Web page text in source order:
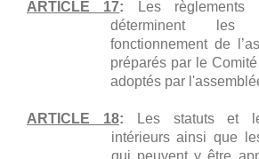
ARTICLE 17:
Les règlements
déterminent
fonctionnement de
préparés par le
adoptés par
ARTICLE 18:
Les statuts et
intérieurs ainsi que